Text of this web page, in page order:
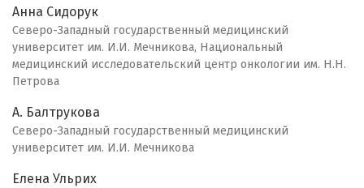
Анна Сидорук
Северо-Западный государственный медицинский
университет им. И.И. Мечникова, Национальный
медицинский исследовательский центр онкологии им. Н.Н.
Петрова
А. Балтрукова
Северо-Западный государственный медицинский
университет им. И.И. Мечникова
Елена Ульрих